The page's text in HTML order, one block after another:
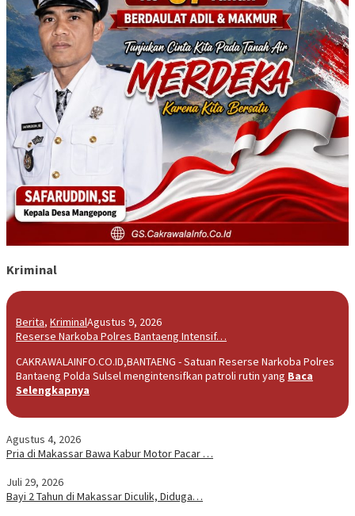
Kriminal
Berita, KriminalAgustus 9, 2026
Reserse Narkoba Polres Bantaeng Intensif…
CAKRAWALAINFO.CO.ID,BANTAENG - Satuan Reserse Narkoba Polres
Bantaeng Polda Sulsel mengintensifkan patroli rutin yang Baca
Selengkapnya
Agustus 4, 2026
Pria di Makassar Bawa Kabur Motor Pacar …
Juli 29, 2026
Bayi 2 Tahun di Makassar Diculik, Diduga…